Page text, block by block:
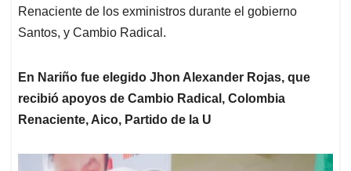
Renaciente de los exministros durante el gobierno
Santos, y Cambio Radical.
En Nariño fue elegido Jhon Alexander Rojas, que
recibió apoyos de Cambio Radical, Colombia
Renaciente, Aico, Partido de la U